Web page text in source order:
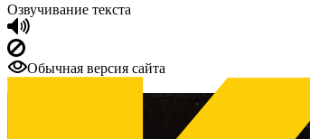
Озвучивание текста
Обычная версия сайта